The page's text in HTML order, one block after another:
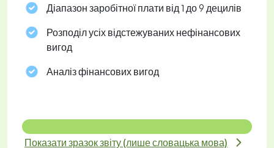
Діапазон заробітної плати від 1 до 9 децилів
Розподіл усіх відстежуваних нефінансових
вигод
Аналіз фінансових вигод
Показати зразок звіту (лише словацька мова)